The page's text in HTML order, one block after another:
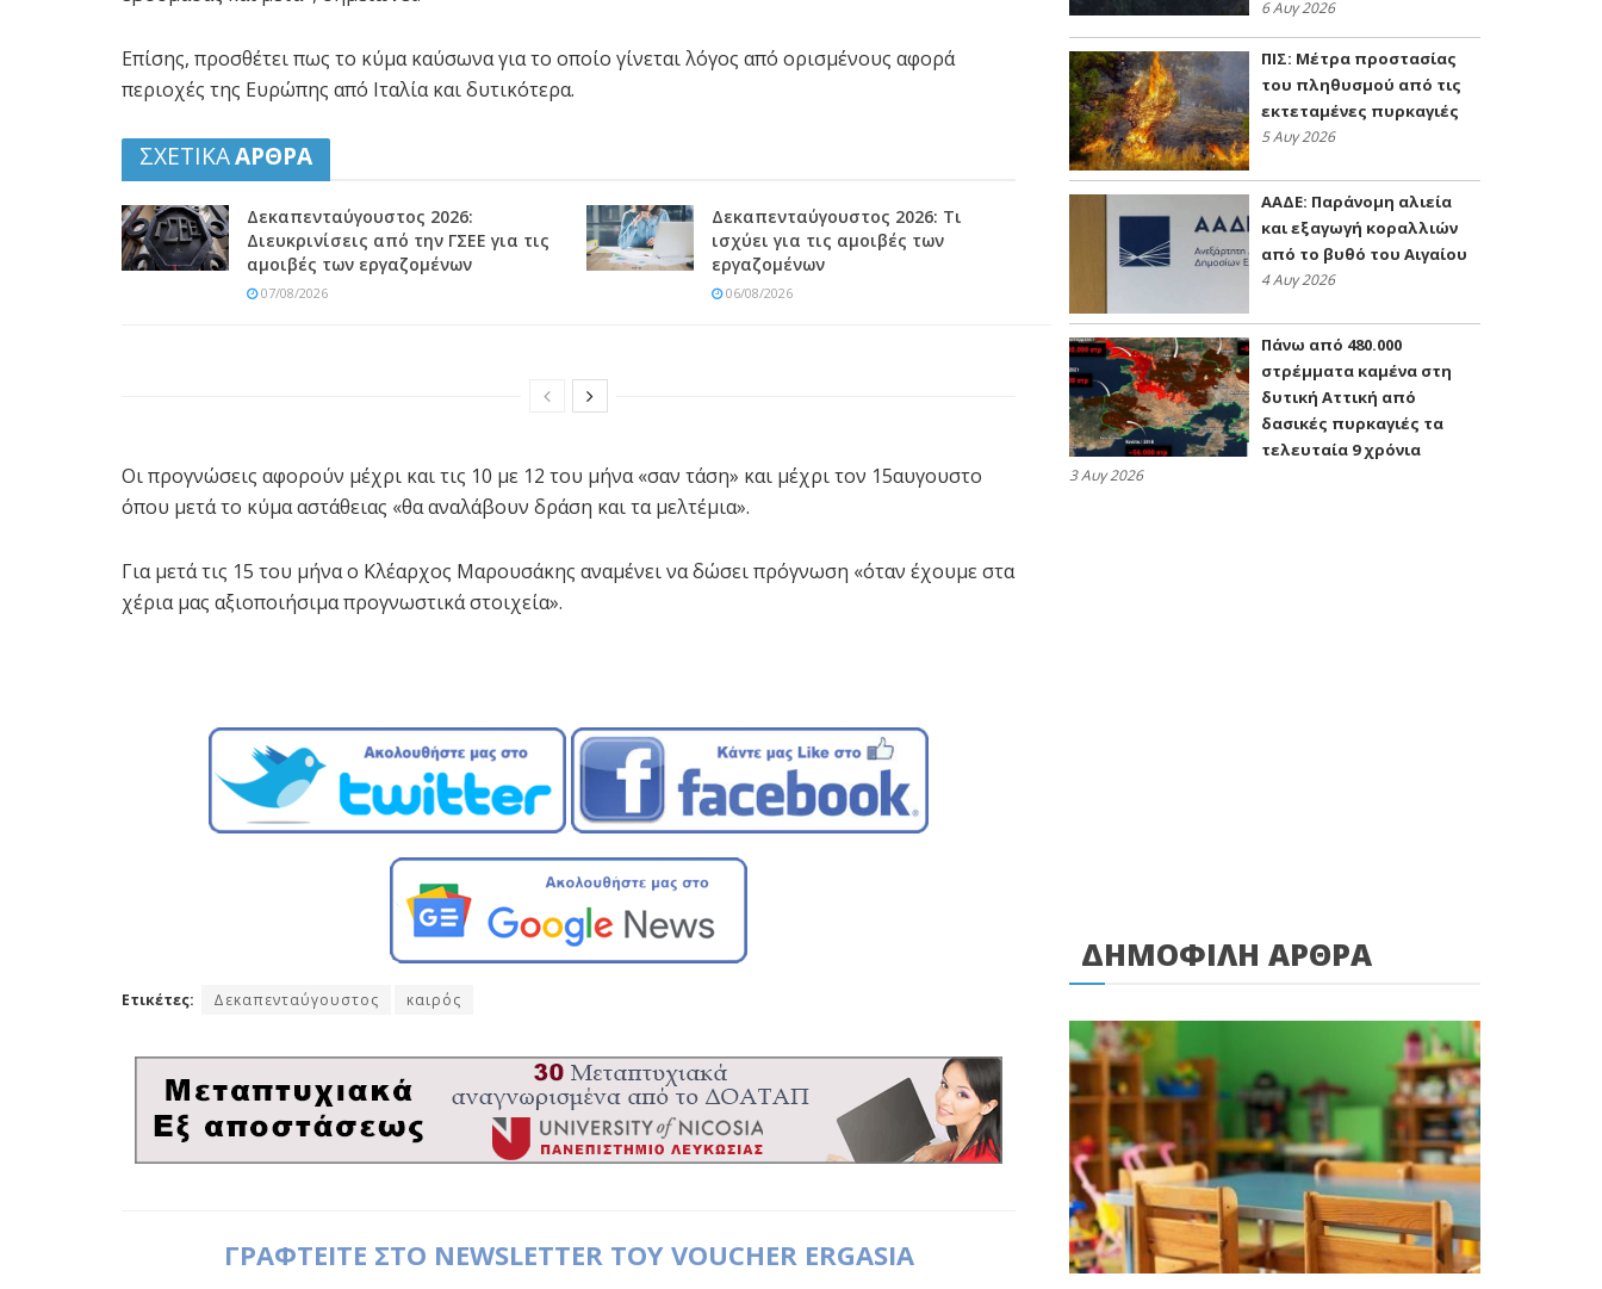
Επίσης, προσθέτει πως το κύμα καύσωνα για το οποίο γίνεται λόγος από ορισμένους αφορά
περιοχές της Ευρώπης από Ιταλία και δυτικότερα.
ΣΧΕΤΙΚΑΑΡΘΡΑ
Δεκαπενταύγουστος 2026:
Διευκρινίσεις από την ΓΣΕΕ για τις
αμοιβές των εργαζομένων
07/08/2026
Δεκαπενταύγουστος 2026: Τι
ισχύει για τις αμοιβές των
εργαζομένων
06/08/2026
Οι προγνώσεις αφορούν μέχρι και τις 10 με 12 του μήνα «σαν τάση» και μέχρι τον 15αυγουστο
όπου μετά το κύμα αστάθειας «θα αναλάβουν δράση και τα μελτέμια».
Για μετά τις 15 του μήνα ο Κλέαρχος Μαρουσάκης αναμένει να δώσει πρόγνωση «όταν έχουμε στα
χέρια μας αξιοποιήσιμα προγνωστικά στοιχεία».
Ετικέτες: Δεκαπενταύγουστος καιρός
ΓΡΑΦΤΕΙΤΕ ΣΤΟ NEWSLETTER ΤΟΥ VOUCHER ERGASIA
6 Αυγ 2026
ΠΙΣ: Μέτρα προστασίας
του πληθυσμού από τις
εκτεταμένες πυρκαγιές
5 Αυγ 2026
ΑΑΔΕ: Παράνομη αλιεία
και εξαγωγή κοραλλιών
από το βυθό του Αιγαίου
4 Αυγ 2026
Πάνω από 480.000
στρέμματα καμένα στη
δυτική Αττική από
δασικές πυρκαγιές τα
τελευταία 9 χρόνια
3 Αυγ 2026
ΔΗΜΟΦΙΛΗ ΑΡΘΡΑ